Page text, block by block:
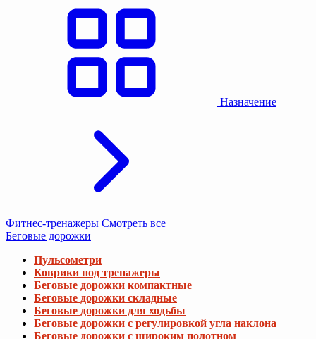
Назначение
Фитнес-тренажеры Смотреть все
Беговые дорожки
Пульсометри
Коврики под тренажеры
Беговые дорожки компактные
Беговые дорожки складные
Беговые дорожки для ходьбы
Беговые дорожки с регулировкой угла наклона
Беговые дорожки с широким полотном